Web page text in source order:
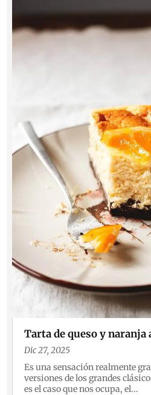
Tarta de queso y naranja
Dic 27, 2025
Es una sensación realmente
versiones de los grandes
es el caso que nos ocupa, el...